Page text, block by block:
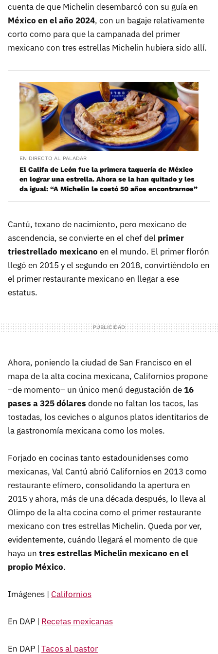
cuenta de que Michelin desembarcó con su guía en
México en el año 2024, con un bagaje relativamente
corto como para que la campanada del primer
mexicano con tres estrellas Michelin hubiera sido allí.
EN DIRECTO AL PALADAR
El Califa de León fue la primera taquería de México
en lograr una estrella. Ahora se la han quitado y les
da igual: “A Michelin le costó 50 años encontrarnos”
Cantú, texano de nacimiento, pero mexicano de
ascendencia, se convierte en el chef del primer
triestrellado mexicano en el mundo. El primer florón
llegó en 2015 y el segundo en 2018, convirtiéndolo en
el primer restaurante mexicano en llegar a ese
estatus.
Ahora, poniendo la ciudad de San Francisco en el
mapa de la alta cocina mexicana, Californios propone
–de momento– un único menú degustación de16
pases a 325 dólares donde no faltan los tacos, las
tostadas, los ceviches o algunos platos identitarios de
la gastronomía mexicana como los moles.
Forjado en cocinas tanto estadounidenses como
mexicanas, Val Cantú abrió Californios en 2013 como
restaurante efímero, consolidando la apertura en
2015 y ahora, más de una década después, lo lleva al
Olimpo de la alta cocina como el primer restaurante
mexicano con tres estrellas Michelin. Queda por ver,
evidentemente, cuándo llegará el momento de que
haya un tres estrellas Michelin mexicano en el
propio México.
Imágenes | Californios
En DAP | Recetas mexicanas
En DAP | Tacos al pastor